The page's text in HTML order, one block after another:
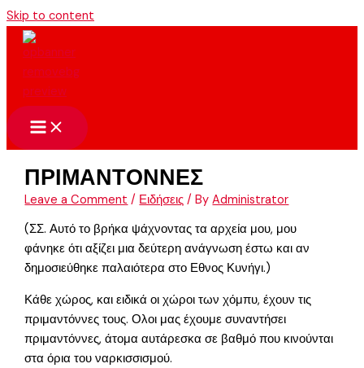
Skip to content
ΠΡΙΜΑΝΤΟΝΝΕΣ
Leave a Comment / Ειδήσεις / ByAdministrator
(ΣΣ. Αυτό το βρήκα ψάχνοντας τα αρχεία μου, μου
φάνηκε ότι αξίζει μια δεύτερη ανάγνωση έστω και αν
δημοσιεύθηκε παλαιότερα στο Εθνος Κυνήγι.)
Κάθε χώρος, και ειδικά οι χώροι των χόμπυ, έχουν τις
πριμαντόννες τους. Ολοι μας έχουμε συναντήσει
πριμαντόννες, άτομα αυτάρεσκα σε βαθμό που κινούνται
στα όρια του ναρκισσισμού.